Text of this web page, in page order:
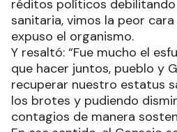
réditos políticos
sanitaria, vimos la peor cara
expuso el organismo.
Y resaltó: “Fue mucho el
que hacer juntos, pueblo y
recuperar nuestro estatus
los brotes y pudiendo
contagios de manera